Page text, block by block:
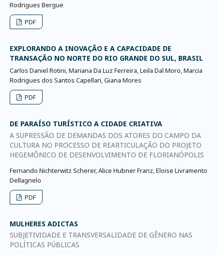
Rodrigues Bergue
PDF
EXPLORANDO A INOVAÇÃO E A CAPACIDADE DE
TRANSAÇÃO NO NORTE DO RIO GRANDE DO SUL, BRASIL
Carlos Daniel Rotini, Mariana Da Luz Ferreira, Leila Dal Moro, Marcia
Rodrigues dos Santos Capellari, Giana Mores
PDF
DE PARAÍSO TURÍSTICO A CIDADE CRIATIVA
A SUPRESSÃO DE DEMANDAS DOS ATORES DO CAMPO DA
CULTURA NO PROCESSO DE REARTICULAÇÃO DO PROJETO
HEGEMÔNICO DE DESENVOLVIMENTO DE FLORIANÓPOLIS
Fernando Nichterwitz Scherer, Alice Hubner Franz, Eloise Livramento
Dellagnelo
PDF
MULHERES ADICTAS
SUBJETIVIDADE E TRANSVERSALIDADE DE GÊNERO NAS
POLÍTICAS PÚBLICAS